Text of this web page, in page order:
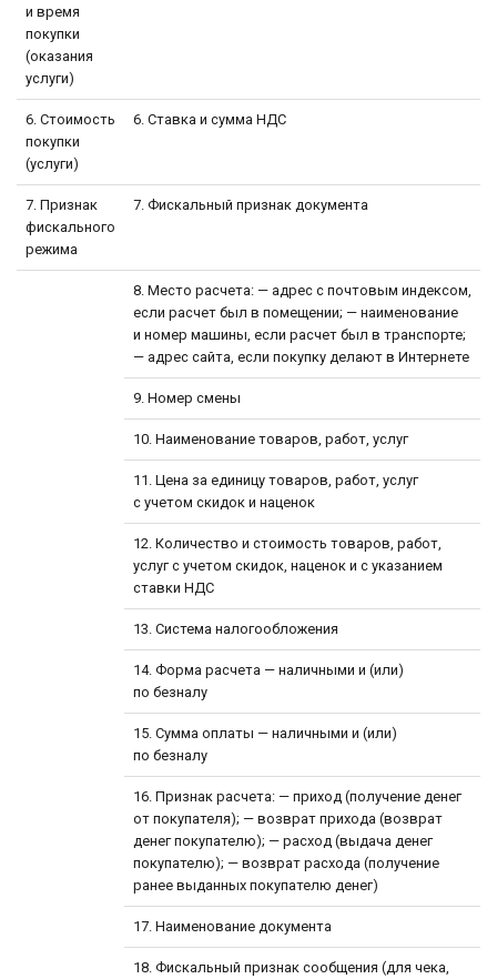
и время
покупки
(оказания
услуги)
6. Стоимость
покупки
(услуги)
6. Ставка и сумма НДС
7. Признак
фискального
режима
7. Фискальный признак документа
8. Место расчета: — адрес с почтовым индексом,
если расчет был в помещении; — наименование
и номер машины, если расчет был в транспорте;
— адрес сайта, если покупку делают в Интернете
9. Номер смены
10. Наименование товаров, работ, услуг
11. Цена за единицу товаров, работ, услуг
с учетом скидок и наценок
12. Количество и стоимость товаров, работ,
услуг с учетом скидок, наценок и с указанием
ставки НДС
13. Система налогообложения
14. Форма расчета — наличными и (или)
по безналу
15. Сумма оплаты — наличными и (или)
по безналу
16. Признак расчета: — приход (получение денег
от покупателя); — возврат прихода (возврат
денег покупателю); — расход (выдача денег
покупателю); — возврат расхода (получение
ранее выданных покупателю денег)
17. Наименование документа
18. Фискальный признак сообщения (для чека,